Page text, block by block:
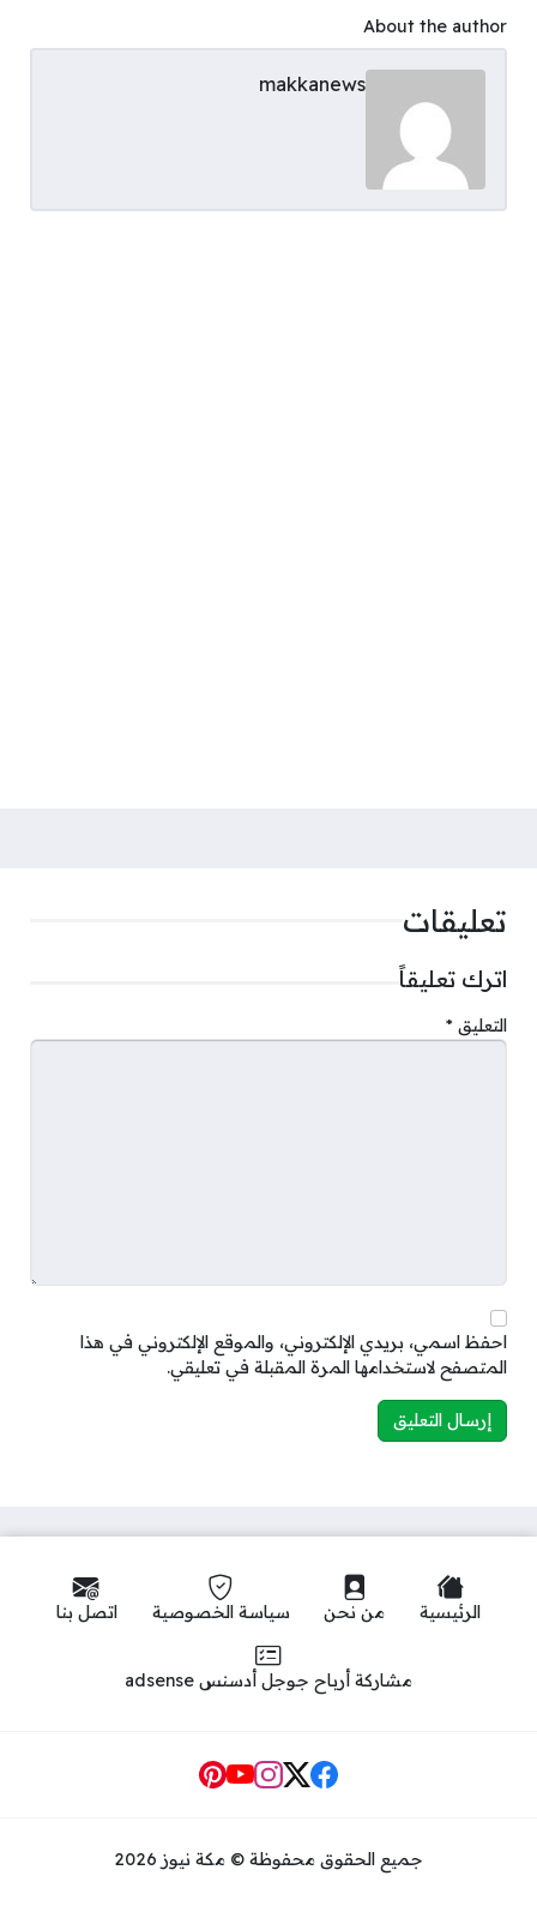
About the author
makkanews
تعليقات
اترك تعليقاً
التعليق *
احفظ اسمي، بريدي الإلكتروني، والموقع الإلكتروني في هذا
المتصفح لاستخدامها المرة المقبلة في تعليقي.
الرئيسية من نحن سياسة الخصوصية اتصل بنا
مشاركة أرباح جوجل أدسنس adsense
Social Links
جميع الحقوق محفوظة © مكة نيوز 2026